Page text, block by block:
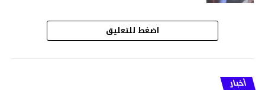
اضغط للتعليق
أخبار